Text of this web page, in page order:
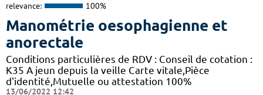
relevance: 100%
Manométrie oesophagienne et
anorectale
Conditions particulières de RDV : Conseil de cotation :
K35 A jeun depuis la veille Carte vitale,Pièce
d'identité,Mutuelle ou attestation 100%
13/06/2022 12:42